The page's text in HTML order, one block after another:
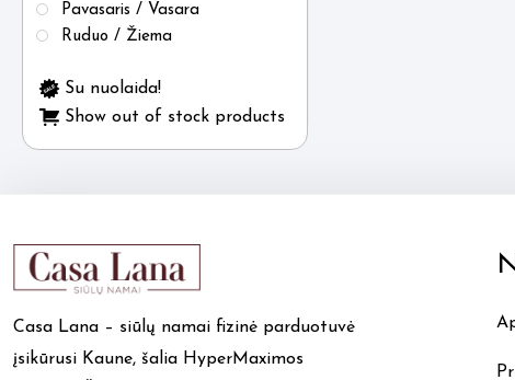
Pavasaris / Vasara
Ruduo / Žiema
Su nuolaida!
Show out of stock products
Casa Lana – siūlų namai fizinė parduotuvė
įsikūrusi Kaune, šalia HyperMaximos